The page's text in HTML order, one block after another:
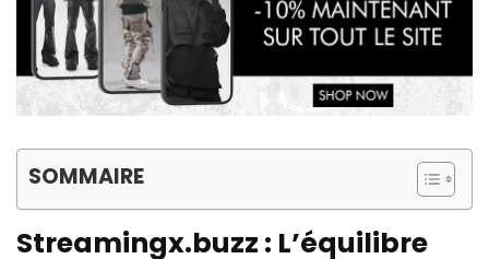
SOMMAIRE
Streamingx.buzz : L’équilibre